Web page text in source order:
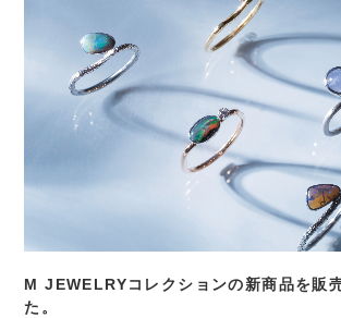
M JEWELRYコレクションの新商品を販
た。